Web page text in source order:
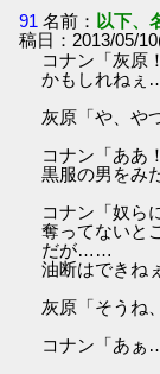
91 名前： 以下、
稿日：2013/05/
コナン「灰原
かもしれねぇ
灰原「や、や
コナン「ああ
黒服の男をみ
コナン「奴ら
奪ってないと
だが……
油断はできね
灰原「そうね
コナン「あぁ